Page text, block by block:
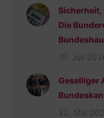
Sicherheit,
Die
10. Juli
Geselliger
22. Mai